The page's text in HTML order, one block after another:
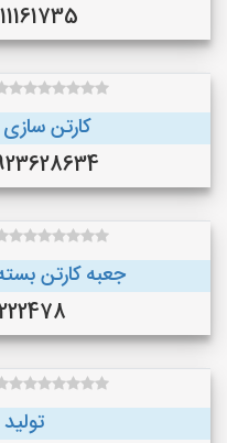
09011161735
کارتن
09923628634
جعبه کارتن